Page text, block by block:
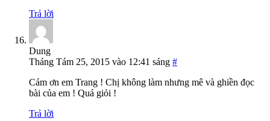
Trả lời
Dung
Tháng Tám 25, 2015 vào 12:41 sáng #
Cám ơn em Trang ! Chị không làm nhưng mê và ghiền đọc
bài của em ! Quá giỏi !
Trả lời